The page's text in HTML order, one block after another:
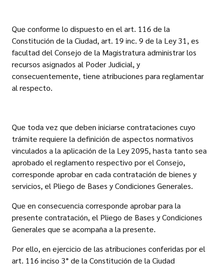
Que conforme lo dispuesto en el art. 116 de la
Constitución de la Ciudad, art. 19 inc. 9 de la Ley 31, es
facultad del Consejo de la Magistratura administrar los
recursos asignados al Poder Judicial, y
consecuentemente, tiene atribuciones para reglamentar
al respecto.
Que toda vez que deben iniciarse contrataciones cuyo
trámite requiere la definición de aspectos normativos
vinculados a la aplicación de la Ley 2095, hasta tanto sea
aprobado el reglamento respectivo por el Consejo,
corresponde aprobar en cada contratación de bienes y
servicios, el Pliego de Bases y Condiciones Generales.
Que en consecuencia corresponde aprobar para la
presente contratación, el Pliego de Bases y Condiciones
Generales que se acompaña a la presente.
Por ello, en ejercicio de las atribuciones conferidas por el
art. 116 inciso 3° de la Constitución de la Ciudad